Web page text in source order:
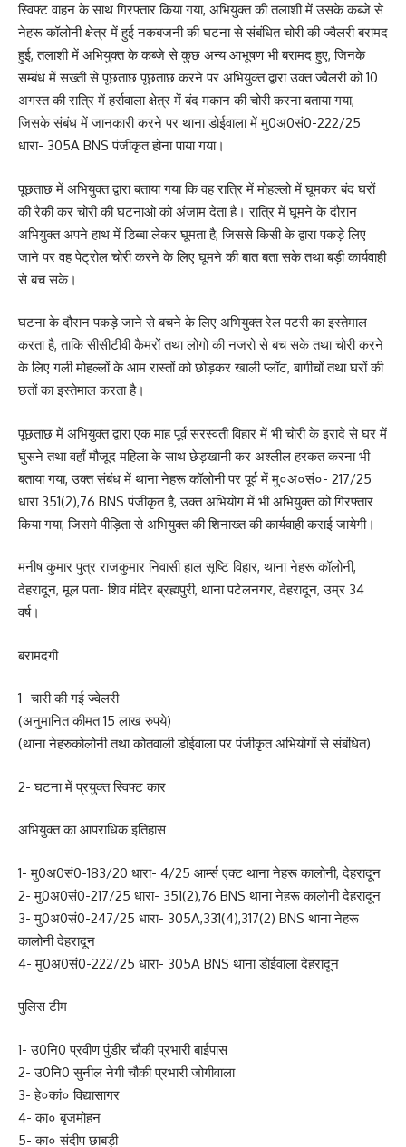
स्विफ्ट वाहन के साथ गिरफ्तार किया गया, अभियुक्त की तलाशी में उसके कब्जे से
नेहरू कॉलोनी क्षेत्र में हुई नकबजनी की घटना से संबंधित चोरी की ज्वैलरी बरामद
हुई, तलाशी में अभियुक्त के कब्जे से कुछ अन्य आभूषण भी बरामद हुए, जिनके
सम्बंध में सख्ती से पूछताछ पूछताछ करने पर अभियुक्त द्वारा उक्त ज्वैलरी को 10
अगस्त की रात्रि में हर्रावाला क्षेत्र में बंद मकान की चोरी करना बताया गया,
जिसके संबंध में जानकारी करने पर थाना डोईवाला में मु0अ0सं0-222/25
धारा- 305A BNS पंजीकृत होना पाया गया।
पूछताछ में अभियुक्त द्वारा बताया गया कि वह रात्रि में मोहल्लो में घूमकर बंद घरों
की रैकी कर चोरी की घटनाओ को अंजाम देता है। रात्रि में घूमने के दौरान
अभियुक्त अपने हाथ में डिब्बा लेकर घूमता है, जिससे किसी के द्वारा पकड़े लिए
जाने पर वह पेट्रोल चोरी करने के लिए घूमने की बात बता सके तथा बड़ी कार्यवाही
से बच सके।
घटना के दौरान पकड़े जाने से बचने के लिए अभियुक्त रेल पटरी का इस्तेमाल
करता है, ताकि सीसीटीवी कैमरों तथा लोगो की नजरो से बच सके तथा चोरी करने
के लिए गली मोहल्लों के आम रास्तों को छोड़कर खाली प्लॉट, बागीचों तथा घरों की
छतों का इस्तेमाल करता है।
पूछताछ में अभियुक्त द्वारा एक माह पूर्व सरस्वती विहार में भी चोरी के इरादे से घर में
घुसने तथा वहाँ मौजूद महिला के साथ छेड़खानी कर अश्लील हरकत करना भी
बताया गया, उक्त संबंध में थाना नेहरू कॉलोनी पर पूर्व में मु०अ०सं०- 217/25
धारा 351(2),76 BNS पंजीकृत है, उक्त अभियोग में भी अभियुक्त को गिरफ्तार
किया गया, जिसमे पीड़िता से अभियुक्त की शिनाख्त की कार्यवाही कराई जायेगी।
मनीष कुमार पुत्र राजकुमार निवासी हाल सृष्टि विहार, थाना नेहरू कॉलोनी,
देहरादून, मूल पता- शिव मंदिर ब्रह्मपुरी, थाना पटेलनगर, देहरादून, उम्र 34
वर्ष।
बरामदगी
1- चारी की गई ज्वेलरी
(अनुमानित कीमत 15 लाख रुपये)
(थाना नेहरुकोलोनी तथा कोतवाली डोईवाला पर पंजीकृत अभियोगों से संबंधित)
2- घटना में प्रयुक्त स्विफ्ट कार
अभियुक्त का आपराधिक इतिहास
1- मु0अ0सं0-183/20 धारा- 4/25 आर्म्स एक्ट थाना नेहरू कालोनी, देहरादून
2- मु0अ0सं0-217/25 धारा- 351(2),76 BNS थाना नेहरू कालोनी देहरादून
3- मु0अ0सं0-247/25 धारा- 305A,331(4),317(2) BNS थाना नेहरू
कालोनी देहरादून
4- मु0अ0सं0-222/25 धारा- 305A BNS थाना डोईवाला देहरादून
पुलिस टीम
1- उ0नि0 प्रवीण पुंडीर चौकी प्रभारी बाईपास
2- उ0नि0 सुनील नेगी चौकी प्रभारी जोगीवाला
3- हे०कां० विद्यासागर
4- का० बृजमोहन
5- का० संदीप छाबड़ी